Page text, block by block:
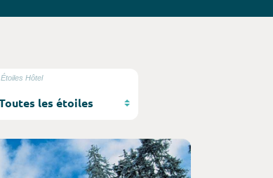
Étoiles Hôtel